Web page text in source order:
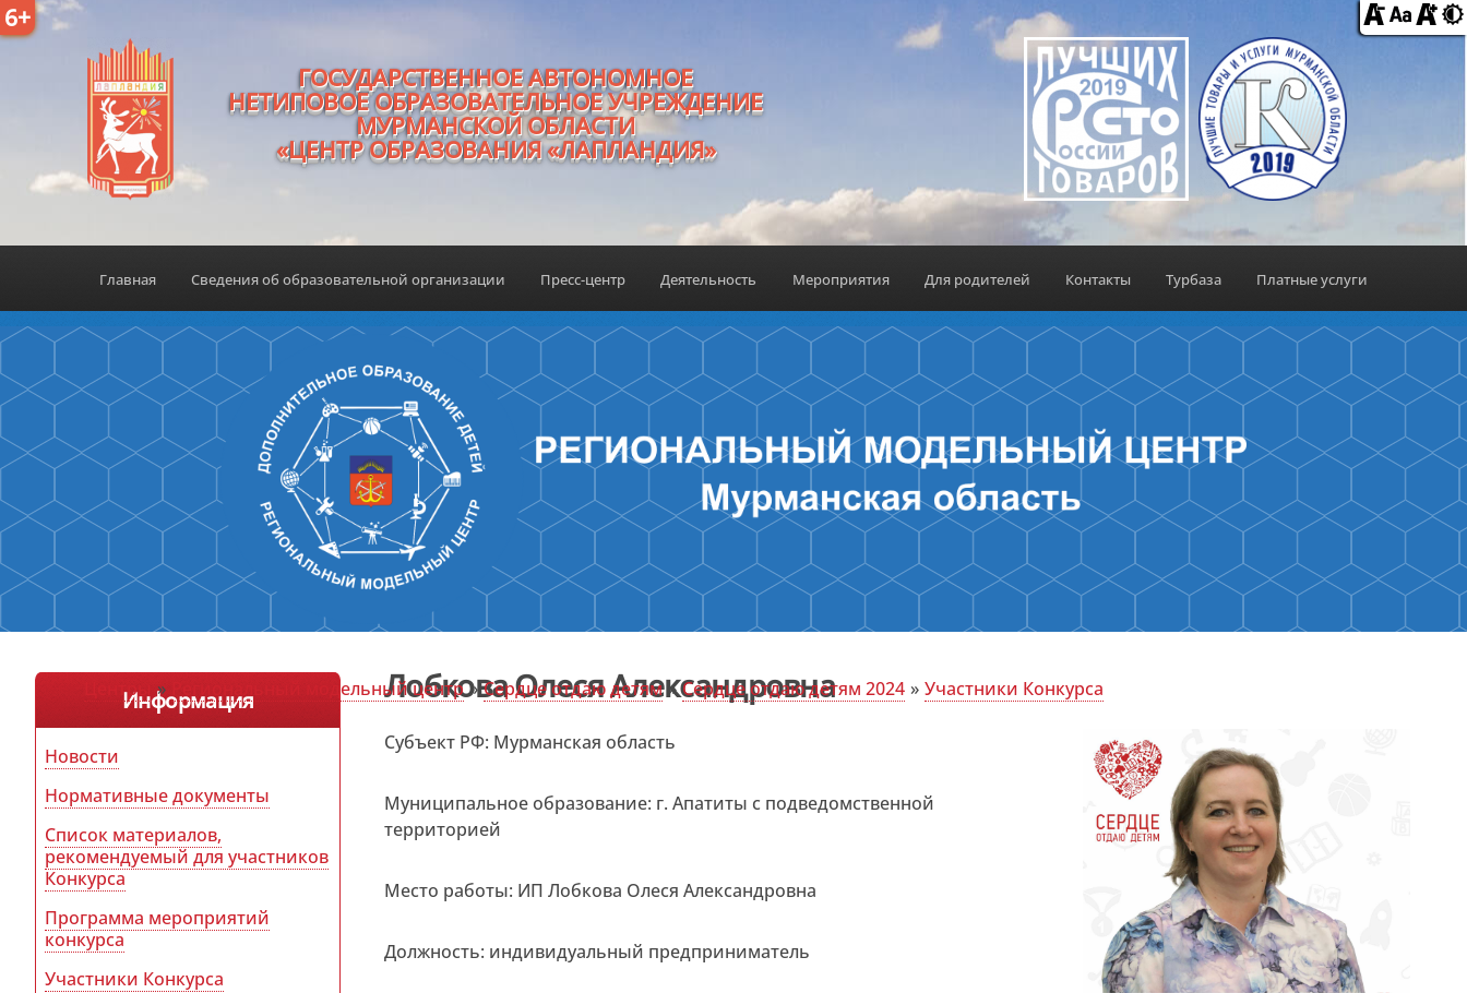
6+
ГОСУДАРСТВЕННОЕ АВТОНОМНОЕ
НЕТИПОВОЕ ОБРАЗОВАТЕЛЬНОЕ УЧРЕЖДЕНИЕ
МУРМАНСКОЙ ОБЛАСТИ
«ЦЕНТР ОБРАЗОВАНИЯ «ЛАПЛАНДИЯ»
Главная Сведения об образовательной организации Пресс-центр Деятельность Мероприятия Для родителей Контакты Турбаза Платные услуги
Центры » Региональный модельный центр » Сердце отдаю детям » Сердце отдаю детям 2024 » Участники Конкурса
Информация
Новости
Нормативные документы
Список материалов,
рекомендуемый для участников
Конкурса
Программа мероприятий
конкурса
Участники Конкурса
Лобкова Олеся Александровна
Субъект РФ: Мурманская область
Муниципальное образование: г. Апатиты с подведомственной
территорией
Место работы: ИП Лобкова Олеся Александровна
Должность: индивидуальный предприниматель